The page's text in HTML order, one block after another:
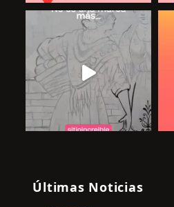
Últimas Noticias